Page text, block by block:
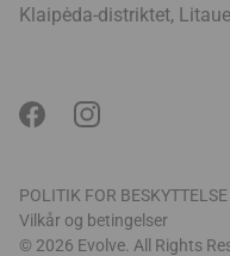
Klaipėda-distriktet,
© 2026 Evolve. All Rights
POLITIK FOR
Vilkår og betingelser